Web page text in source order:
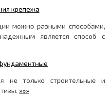
крепежа
можно разными способами,
является способ с
не только строительные и
»»»